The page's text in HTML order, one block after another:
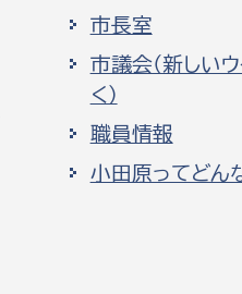
市長室
市議会（新しい
く）
職員情報
小田原ってどん